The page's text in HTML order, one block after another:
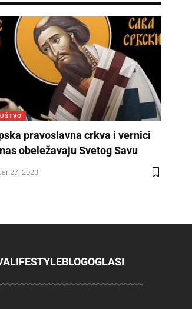
pravoslavna crkva i vernici
obeležavaju Svetog Savu
27, 2023
LIFESTYLEBLOGOGLASI